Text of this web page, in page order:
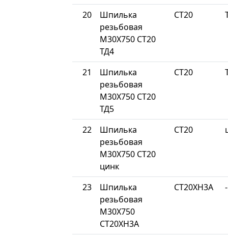
20
Шпилька
резьбовая
М30Х750 СТ20
ТД4
СТ20
21
Шпилька
резьбовая
М30Х750 СТ20
ТД5
СТ20
22
Шпилька
резьбовая
М30Х750 СТ20
цинк
СТ20
23
Шпилька
резьбовая
М30Х750
СТ20ХН3А
СТ20ХН3А -